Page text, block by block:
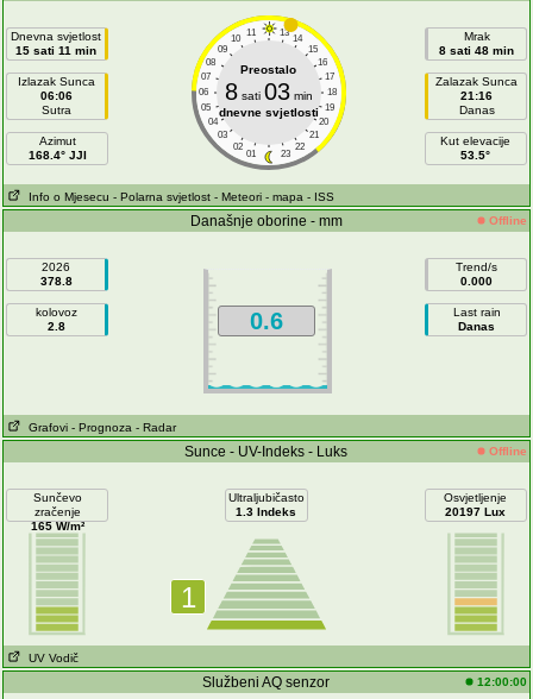
Dnevna svjetlost
15 sati 11 min
Izlazak Sunca
06:06
Sutra
Azimut
168.4° JJI
11 13
10
14
09
15
08
16
07
17
06
18
05
19
04
20
03
21
02
22
01 23
Preostalo
8sati 03min
dnevne svjetlosti
Mrak
8 sati 48 min
Zalazak Sunca
21:16
Danas
Kut elevacije
53.5°
Info o Mjesecu - Polarna svjetlost - Meteori - mapa - ISS
Današnje oborine - mm Offline
2026
378.8
kolovoz
2.8
0.6
Trend/s
0.000
Last rain
Danas
Grafovi - Prognoza - Radar
Sunce - UV-Indeks - Luks Offline
Sunčevo
zračenje
165 W/m²
Ultraljubičasto
1.3 Indeks
1
Osvjetljenje
20197 Lux
UV Vodič
Službeni AQ senzor 12:00:00